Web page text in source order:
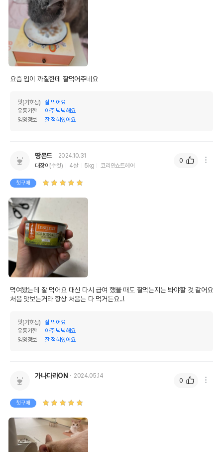
수입자를 함께 표기
AS책임자와 전화번호
또는 소비자상담 관련
전화번호
단, 상품명에 유통기한 명시된 경우, 해당
요즘 입이 까칠한데 잘먹어주네요
맛(기호성)
잘 먹어요
유통기한
아주 넉넉해요
영양정보
잘 적혀있어요
땅몬드
2024.10.31
대장이(수컷) 4살 5kg 코리안쇼트헤어
첫구매
먹여봤는데 잘 먹어요 대신 다시 급여 했을 때도 잘먹는지는 봐야할 것 같어요
처음 맛보는거라 항상 처음는 다 먹거든요..!
맛(기호성)
잘 먹어요
유통기한
아주 넉넉해요
영양정보
잘 적혀있어요
0
가나다라ON 2024.05.14
첫구매
0